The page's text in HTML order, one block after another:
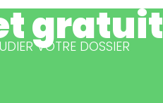
gratuit
VOTRE DOSSIER